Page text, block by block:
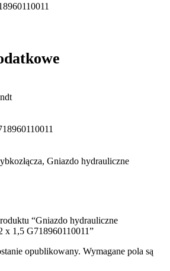
Gniazdo hydrauliczne
“Gniazdo hydrauliczne
x 1,5 G718960110011”
opublikowany. Wymagane pola są